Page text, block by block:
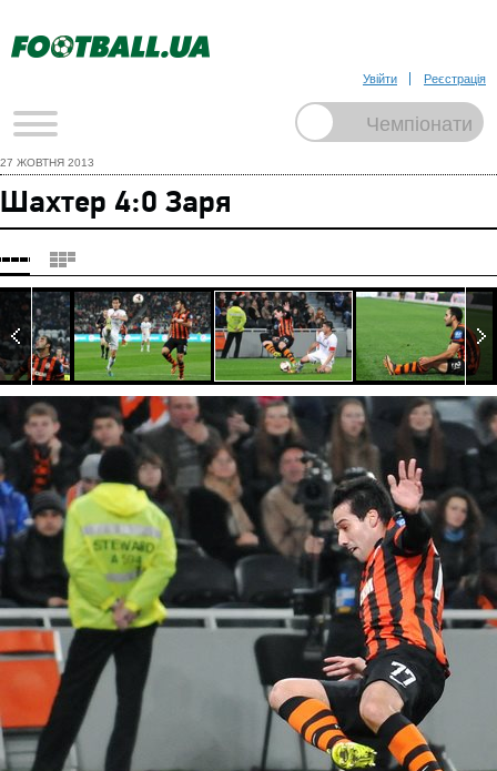
Увійти Реєстрація
27 ЖОВТНЯ 2013
Шахтер 4:0 Заря